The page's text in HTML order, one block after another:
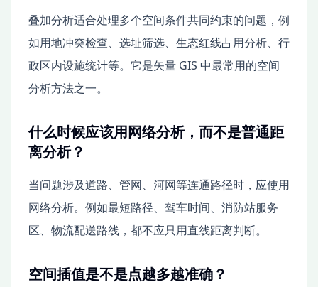
叠加分析适合处理多个空间条件共同约束的问题，例
如用地冲突检查、选址筛选、生态红线占用分析、行
政区内设施统计等。它是矢量 GIS 中最常用的空间
分析方法之一。
什么时候应该用网络分析，而不是普通距
离分析？
当问题涉及道路、管网、河网等连通路径时，应使用
网络分析。例如最短路径、驾车时间、消防站服务
区、物流配送路线，都不应只用直线距离判断。
空间插值是不是点越多越准确？